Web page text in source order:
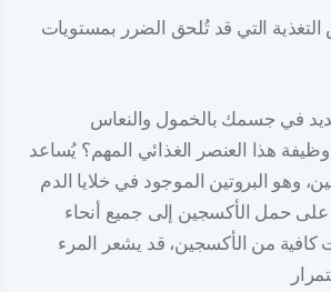
التي قد تُلحق الضرر بمستويات
في جسمك بالخمول والنعاس
هذا العنصر الغذائي المهم؟ يُساعد
وهو البروتين الموجود في خلايا الدم
على حمل الأكسجين إلى جميع أنحاء
من الأكسجين، قد يشعر المرء